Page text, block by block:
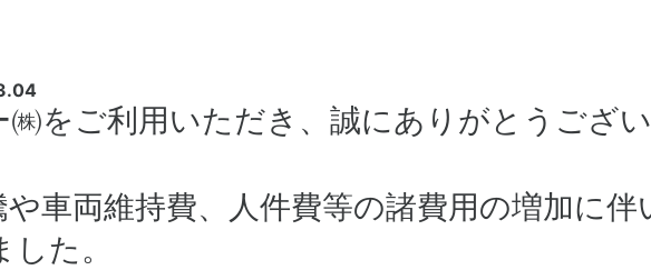
をご利用いただき、誠にありがとうござい
車両維持費、人件費等の諸費用の増加に
た。